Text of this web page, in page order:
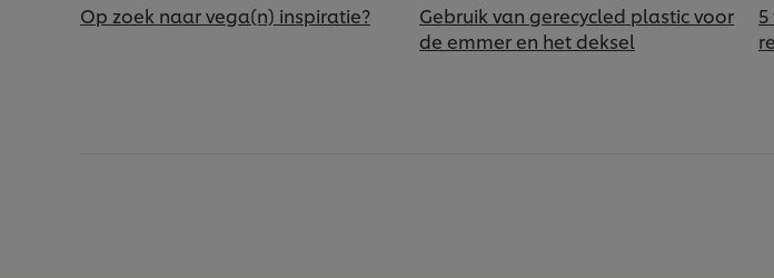
Op zoek naar vega(n) inspiratie?
Gebruik van gerecycled plastic voor
de emmer en het deksel